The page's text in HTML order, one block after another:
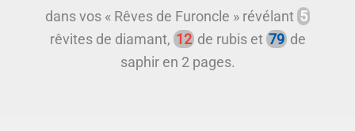
dans vos « Rêves de Furoncle » révélant 5
rêvites de diamant, 12de rubis et 79de
saphir en 2 pages.